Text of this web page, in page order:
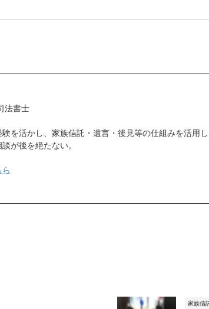
法書士
を活かし、家族信託・遺言・後見等の仕組みを活用
が後を絶たない。
家族信